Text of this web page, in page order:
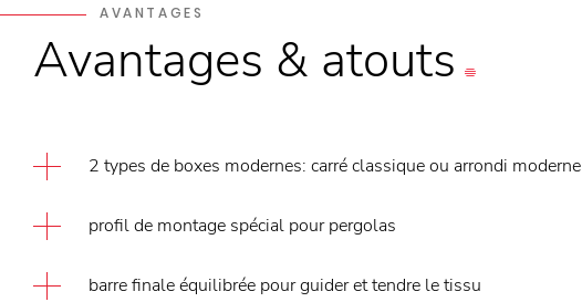
AVANTAGES
Avantages & atouts
2 types de boxes modernes: carré classique ou arrondi moderne
profil de montage spécial pour pergolas
barre finale équilibrée pour guider et tendre le tissu